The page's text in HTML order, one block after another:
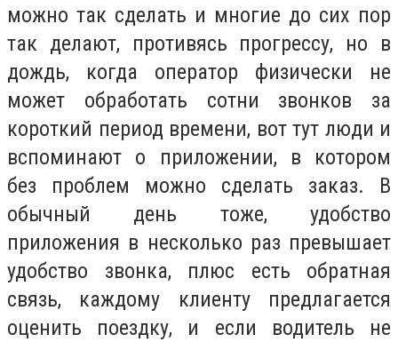
можно так сделать и многие до сих пор
так делают, противясь прогрессу, но в
дождь, когда оператор физически не
может обработать сотни звонков за
короткий период времени, вот тут люди и
вспоминают о приложении, в котором
без проблем можно сделать заказ. В
обычный день тоже, удобство
приложения в несколько раз превышает
удобство звонка, плюс есть обратная
связь, каждому клиенту предлагается
оценить поездку, и если водитель не